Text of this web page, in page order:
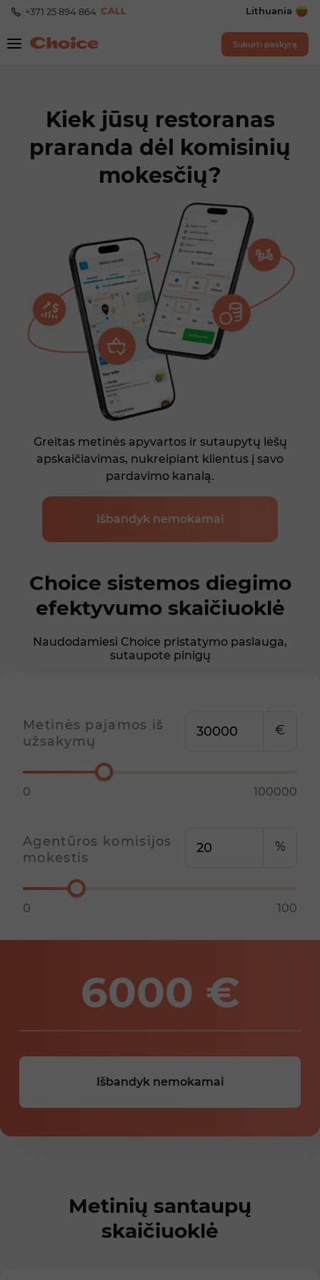
+371 25 894 864 CALL Lithuania
Sukurti paskyrą
Kiek jūsų restoranas
praranda dėl komisinių
mokesčių?
Greitas metinės apyvartos ir sutaupytų lėšų
apskaičiavimas, nukreipiant klientus į savo
pardavimo kanalą.
Išbandyk nemokamai
Choice sistemos diegimo
efektyvumo skaičiuoklė
Naudodamiesi Choice pristatymo paslauga,
sutaupote pinigų
Metinės pajamos iš
užsakymų
€
0 100000
Agentūros komisijos
mokestis
%
0 100
6000 €
Išbandyk nemokamai
Metinių santaupų
skaičiuoklė